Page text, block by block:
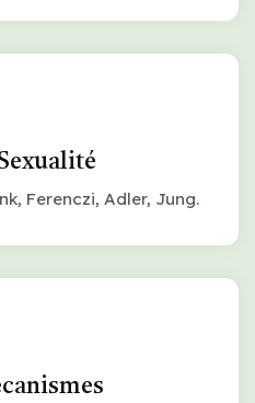
Ferenczi, Adler, Jung.